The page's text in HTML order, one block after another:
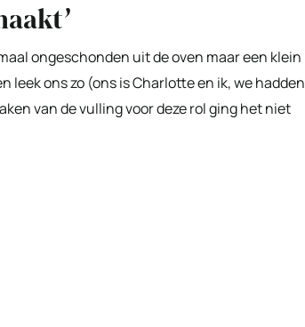
ongeschonden uit de oven maar een klein
leek ons zo (ons is Charlotte en ik, we hadden
van de vulling voor deze rol ging het niet